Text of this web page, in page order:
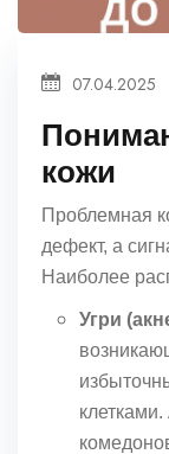
07.04.2025
кожи
Проблемная
дефект, а
Наиболее
Угри